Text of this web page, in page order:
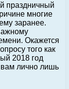
праздничный
многие
заранее.
Окажется
того как
2018 год
лично лишь